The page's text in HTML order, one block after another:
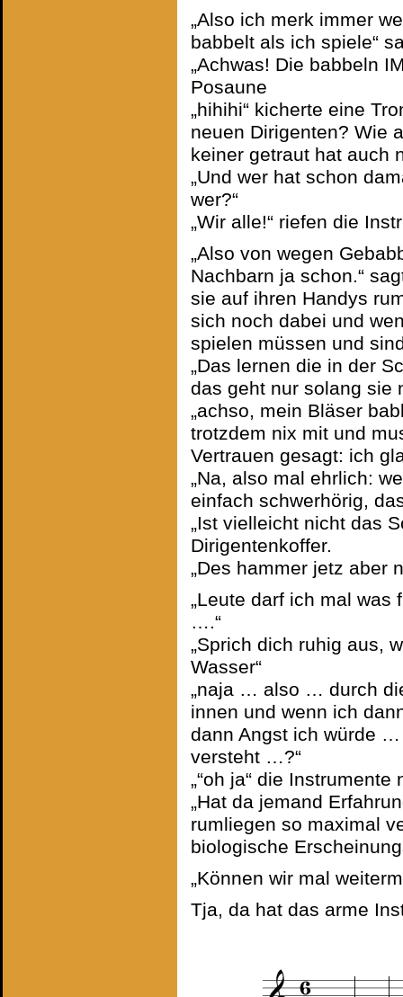
„Also ich merk immer
babbelt als ich spiele“
„Achwas! Die babbeln
Posaune
„hihihi“ kicherte eine
neuen Dirigenten? Wie
keiner getraut hat auch
„Und wer hat schon
wer?“
„Wir alle!“ riefen die
„Also von wegen
Nachbarn ja schon.“
sie auf ihren Handys
sich noch dabei und
spielen müssen und
„Das lernen die in der
das geht nur solang sie
„achso, mein Bläser
trotzdem nix mit und
Vertrauen gesagt: ich
„Na, also mal ehrlich:
einfach schwerhörig,
„Ist vielleicht nicht das
Dirigentenkoffer.
„Des hammer jetz aber
„Leute darf ich mal
….“
„Sprich dich ruhig aus,
Wasser“
„naja … also … durch
innen und wenn ich
dann Angst ich würde
versteht …?“
„“oh ja“ die Instrumente
„Hat da jemand
rumliegen so maximal
biologische
„Können wir mal
Tja, da hat das arme